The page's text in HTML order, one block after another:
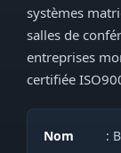
systèmes
salles de
entreprises
certifiée
Nom
: